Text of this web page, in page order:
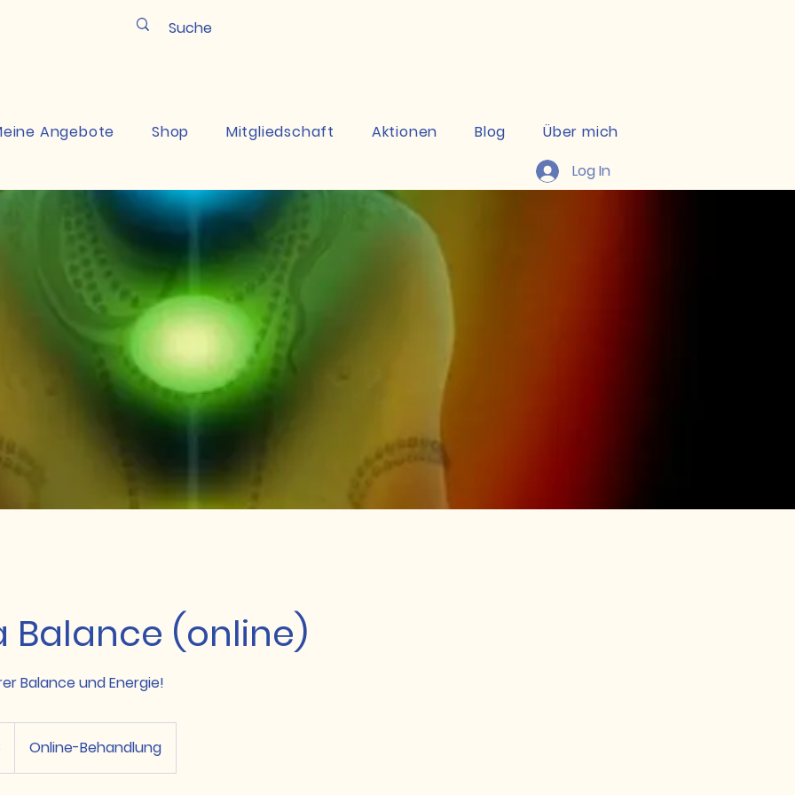
Angebote Shop Mitgliedschaft Aktionen Blog
Über mich
Log In
Balance (online)
Balance und Energie!
Online-Behandlung